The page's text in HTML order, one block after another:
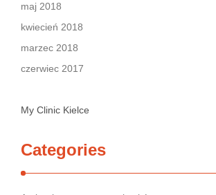
maj 2018
kwiecień 2018
marzec 2018
czerwiec 2017
My Clinic Kielce
Categories